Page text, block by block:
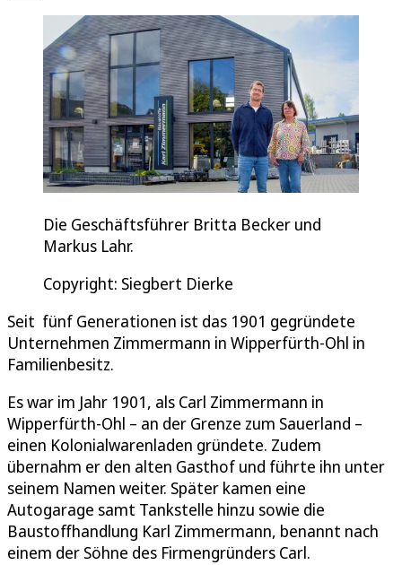
Die Geschäftsführer Britta Becker und
Markus Lahr.
Copyright: Siegbert Dierke
Seit fünf Generationen ist das 1901 gegründete
Unternehmen Zimmermann in Wipperfürth-Ohl in
Familienbesitz.
Es war im Jahr 1901, als Carl Zimmermann in
Wipperfürth-Ohl – an der Grenze zum Sauerland –
einen Kolonialwarenladen gründete. Zudem
übernahm er den alten Gasthof und führte ihn unter
seinem Namen weiter. Später kamen eine
Autogarage samt Tankstelle hinzu sowie die
Baustoffhandlung Karl Zimmermann, benannt nach
einem der Söhne des Firmengründers Carl.